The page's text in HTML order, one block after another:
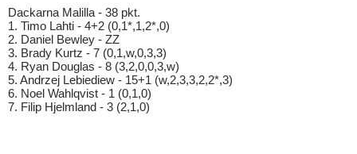
Dackarna Malilla - 38 pkt.
1. Timo Lahti - 4+2 (0,1*,1,2*,0)
2. Daniel Bewley - ZZ
3. Brady Kurtz - 7 (0,1,w,0,3,3)
4. Ryan Douglas - 8 (3,2,0,0,3,w)
5. Andrzej Lebiediew - 15+1 (w,2,3,3,2,2*,3)
6. Noel Wahlqvist - 1 (0,1,0)
7. Filip Hjelmland - 3 (2,1,0)